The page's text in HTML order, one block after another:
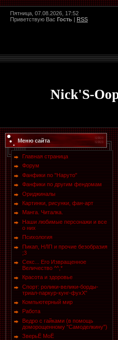
Пятница, 07.08.2026, 17:52
Приветствую Вас Гость | RSS
Nick'S-
Меню сайта
Главная страница
Форум
Фанфики по "Наруто"
Фанфики по другим фендомам
Ориджиналы
Картинки, рисунки, фан-арт
Манга. Читалка.
Наши любимые персонажи и все
о них
Психология
Пикап, НЛП и прочие безобразия
;3
Секс... Его Извращенное
Величество ^^,*
Красота и здоровье
Спорт: ролики-велики-борды-
триал-паркур-кунг-фухХ"
Компьютерный мир
Работа
Ведро с гайками (в помощь
доморощенному "Самоделкину")
ЗверьЁ МоЁ